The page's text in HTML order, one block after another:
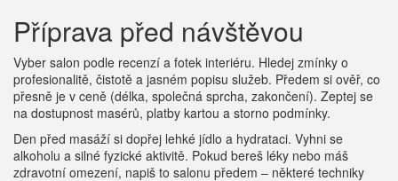
Příprava před návštěvou
Vyber salon podle recenzí a fotek interiéru. Hledej zmínky o
profesionalitě, čistotě a jasném popisu služeb. Předem si ověř, co
přesně je v ceně (délka, společná sprcha, zakončení). Zeptej se
na dostupnost masérů, platby kartou a storno podmínky.
Den před masáží si dopřej lehké jídlo a hydrataci. Vyhni se
alkoholu a silné fyzické aktivitě. Pokud bereš léky nebo máš
zdravotní omezení, napiš to salonu předem – některé techniky